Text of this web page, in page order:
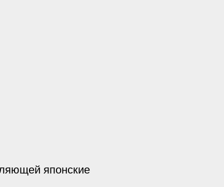
японские